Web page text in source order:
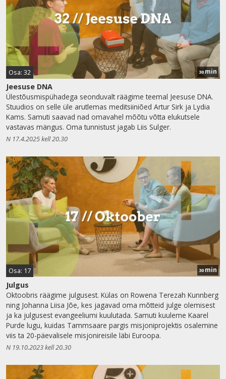
Osa: 32 30min
Jeesuse DNA
Ülestõusmispühadega seonduvalt räägime teemal Jeesuse DNA.
Stuudios on selle üle arutlemas meditsiiniõed Artur Sirk ja Lydia
Kams. Samuti saavad nad omavahel mõõtu võtta elukutsele
vastavas mängus. Oma tunnistust jagab Liis Sulger.
N 17.4.2025 kell 20.30
Osa: 17 30min
Julgus
Oktoobris räägime julgusest. Külas on Rowena Terezah Kunnberg
ning Johanna Liisa Jõe, kes jagavad oma mõtteid julge olemisest
ja ka julgusest evangeeliumi kuulutada. Samuti kuuleme Kaarel
Purde lugu, kuidas Tammsaare pargis misjoniprojektis osalemine
viis ta 20-päevalisele misjonireisile läbi Euroopa.
N 19.10.2023 kell 20.30